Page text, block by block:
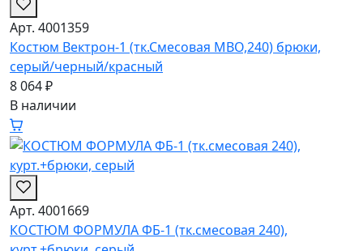
Арт. 4001359
Костюм Вектрон-1 (тк.Смесовая МВО,240) брюки,
серый/черный/красный
8 064 ₽
В наличии
Арт. 4001669
КОСТЮМ ФОРМУЛА ФБ-1 (тк.смесовая 240),